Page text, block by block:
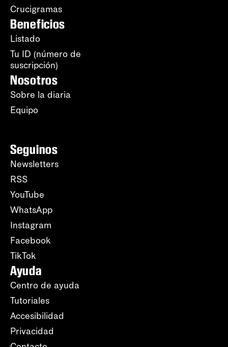
Crucigramas
Beneficios
Listado
Tu ID (número de
suscripción)
Nosotros
Sobre la diaria
Equipo
Seguinos
Newsletters
RSS
YouTube
WhatsApp
Instagram
Facebook
TikTok
Ayuda
Centro de ayuda
Tutoriales
Accesibilidad
Privacidad